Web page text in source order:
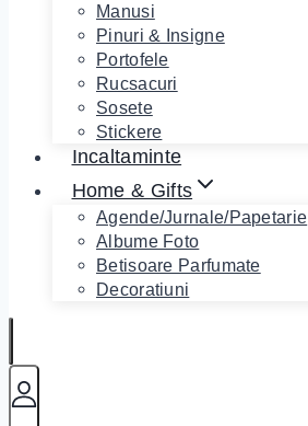
Manusi
Pinuri & Insigne
Portofele
Rucsacuri
Sosete
Stickere
Incaltaminte
Home & Gifts
Agende/Jurnale/Papetarie
Albume Foto
Betisoare Parfumate
Decoratiuni